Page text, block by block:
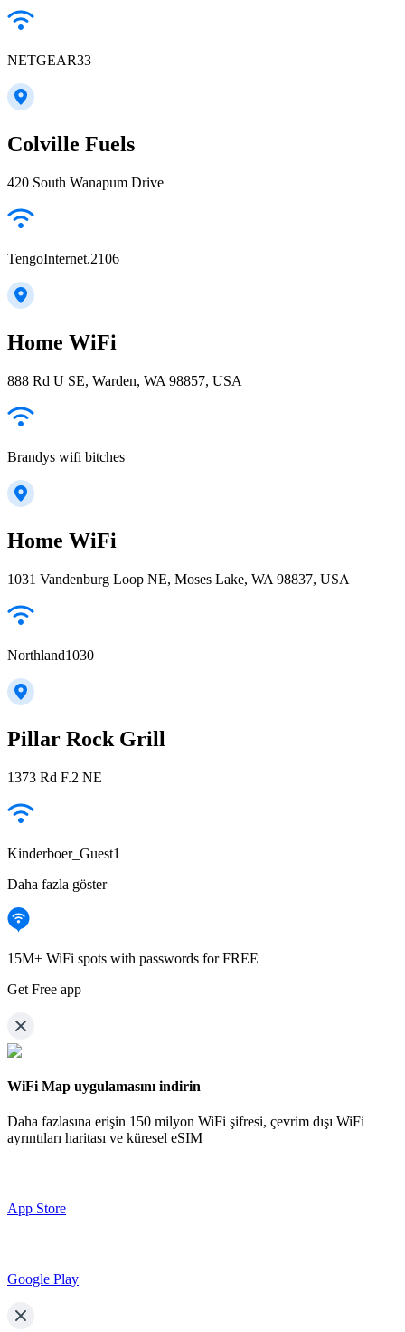
NETGEAR33
Colville Fuels
420 South Wanapum Drive
TengoInternet.2106
Home WiFi
888 Rd U SE, Warden, WA 98857, USA
Brandys wifi bitches
Home WiFi
1031 Vandenburg Loop NE, Moses Lake, WA 98837, USA
Northland1030
Pillar Rock Grill
1373 Rd F.2 NE
Kinderboer_Guest1
Daha fazla göster
15M+ WiFi spots with passwords for FREE
Get Free app
WiFi Map uygulamasını indirin
Daha fazlasına erişin 150 milyon WiFi şifresi, çevrim dışı WiFi
ayrıntıları haritası ve küresel eSIM
App Store
Google Play